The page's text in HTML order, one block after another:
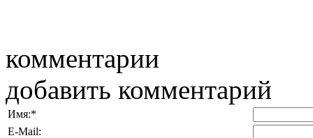
комментарии
добавить комментарий
Имя:*
E-Mail: